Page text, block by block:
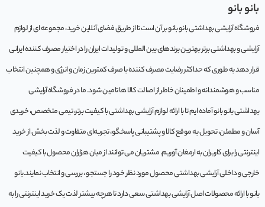
بانو بانو
فروشگاه آرایشی بهداشتی بانو بانو بر آن است تا از طریق فضای آنلاین خرید، مجموعه‌ ای از لوازم
آرایشی و بهداشتی برتر بهترین برندهای بین المللی و تولیدات ایران را در اختیار مصرف کننده ایرانی
قرار دهد به طوری که حداکثر رضایت مصرف کننده با صرف کمترین زمان و انرژی و همچنین انتخاب
مناسب و هوشمندانه و اطمینان خاطر از اصالت کالا ها تامین شود. ما در فروشگاه آرایشی
بهداشتی بانو بانو آماده ایم تا با ارائه لوازم آرایشی بهداشتی با کیفیت برتر، تیمی متخصص، خریدی
آسان و مطمئن، تحویل به موقع کالا و پشتیبانی پاسخگو، تجربه‌ای متفاوت و لذت بخش از خرید
اینترنتی را برای کاربران به ارمغان آوریم. مشتريان می توانند از ميان هزاران محصول با کيفيت
خارجی و داخلی آرایشی بهداشتی محصول مورد نظر خود را جستجو ، بررسی و انتخاب نمايند.بانو
بانو با ارائه محصولات اصل آرایشی بهداشتی سعی دارد تا هرچه بیشتر لذت یک خرید اینترنتی را به